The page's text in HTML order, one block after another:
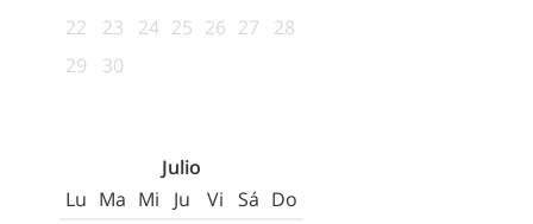
22
23 24 25 26 27
28
29
30
Julio
Lu Ma Mi Ju Vi Sá Do